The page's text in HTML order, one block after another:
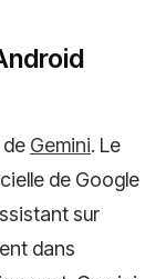
de Gemini. Le
de Google
sur
dans